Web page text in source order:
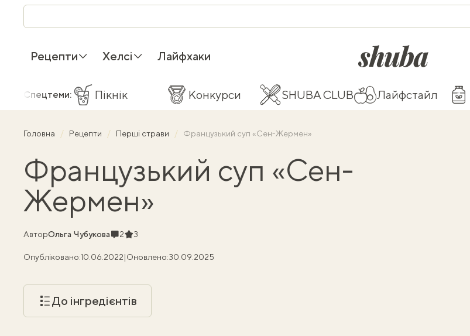
Рецепти Хелсі Лайфхаки shuba.life
Спецтеми: Пікнік Конкурси SHUBA CLUB Лайфстайл
Головна Рецепти Перші страви Французький суп «Сен-Жермен»
Французький суп «Сен-
Жермен»
АвторОльга ЧубуковаКоментарі
2Рейтинг
3
Опубліковано:10.06.2022|Оновлено:30.09.2025
До інгредієнтів